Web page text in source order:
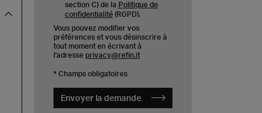
section C) de la Politique de
confidentialité(RGPD).
Vous pouvez modifier vos
préférences et vous désinscrire à
tout moment en écrivant à
l'adresse privacy@refin.it
* Champs obligatoires
Envoyer la demande